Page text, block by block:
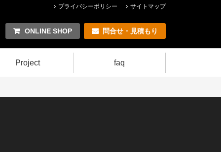
プライバシーポリシー サイトマップ
ONLINE SHOP 問合せ・見積もり
Project faq